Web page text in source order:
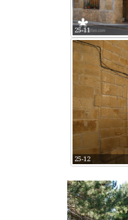
25-11
25-12